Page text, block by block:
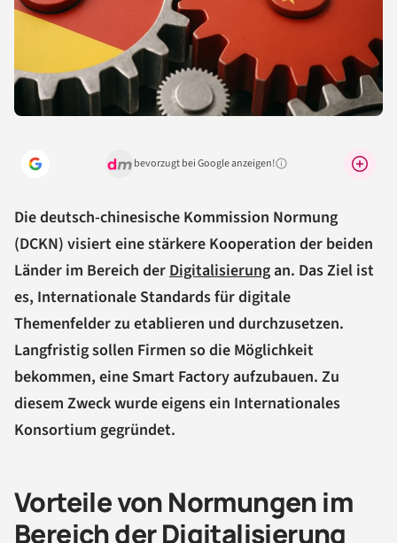
bevorzugt bei Google anzeigen!Warum lohnt sich das?
Die deutsch-chinesische Kommission Normung
(DCKN) visiert eine stärkere Kooperation der beiden
Länder im Bereich der Digitalisierungan. Das Ziel ist
es, Internationale Standards für digitale
Themenfelder zu etablieren und durchzusetzen.
Langfristig sollen Firmen so die Möglichkeit
bekommen, eine Smart Factory aufzubauen. Zu
diesem Zweck wurde eigens ein Internationales
Konsortium gegründet.
Vorteile von Normungen im
Bereich der Digitalisierung